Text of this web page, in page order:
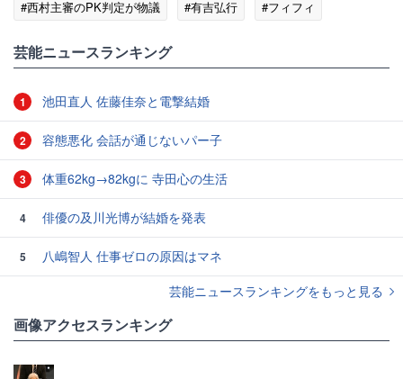
#西村主審のPK判定が物議
#有吉弘行
#フィフィ
芸能ニュースランキング
1 池田直人 佐藤佳奈と電撃結婚
2 容態悪化 会話が通じないパー子
3 体重62kg→82kgに 寺田心の生活
4 俳優の及川光博が結婚を発表
5
八嶋智人 仕事ゼロの原因はマネ
芸能ニュースランキングをもっと見る
画像アクセスランキング